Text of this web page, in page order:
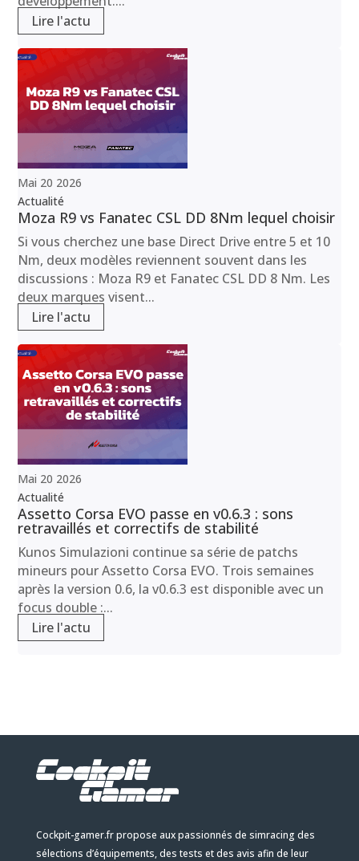
Lire l'actu
Mai 20 2026
Actualité
Moza R9 vs Fanatec CSL DD 8Nm lequel choisir
Si vous cherchez une base Direct Drive entre 5 et 10
Nm, deux modèles reviennent souvent dans les
discussions : Moza R9 et Fanatec CSL DD 8 Nm. Les
deux marques visent...
Lire l'actu
Mai 20 2026
Actualité
Assetto Corsa EVO passe en v0.6.3 : sons
retravaillés et correctifs de stabilité
Kunos Simulazioni continue sa série de patchs
mineurs pour Assetto Corsa EVO. Trois semaines
après la version 0.6, la v0.6.3 est disponible avec un
focus double :...
Lire l'actu
Cockpit-gamer.fr propose aux passionnés de simracing des
sélections d’équipements, des tests et des avis afin de leur